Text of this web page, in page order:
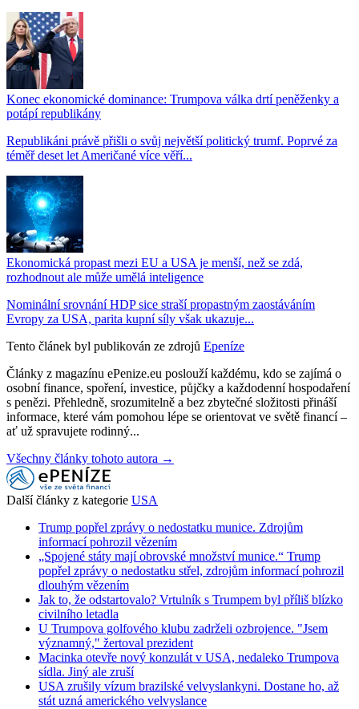
Konec ekonomické dominance: Trumpova válka drtí peněženky a
potápí republikány
Republikáni právě přišli o svůj největší politický trumf. Poprvé za
téměř deset let Američané více věří...
Ekonomická propast mezi EU a USA je menší, než se zdá,
rozhodnout ale může umělá inteligence
Nominální srovnání HDP sice straší propastným zaostáváním
Evropy za USA, parita kupní síly však ukazuje...
Tento článek byl publikován ze zdrojů Epeníze
Články z magazínu ePenize.eu poslouží každému, kdo se zajímá o
osobní finance, spoření, investice, půjčky a každodenní hospodaření
s penězi. Přehledně, srozumitelně a bez zbytečné složitosti přináší
informace, které vám pomohou lépe se orientovat ve světě financí –
ať už spravujete rodinný...
Všechny články tohoto autora →
Další články z kategorie USA
Trump popřel zprávy o nedostatku munice. Zdrojům
informací pohrozil vězením
„Spojené státy mají obrovské množství munice.“ Trump
popřel zprávy o nedostatku střel, zdrojům informací pohrozil
dlouhým vězením
Jak to, že odstartovalo? Vrtulník s Trumpem byl příliš blízko
civilního letadla
U Trumpova golfového klubu zadrželi ozbrojence. "Jsem
významný," žertoval prezident
Macinka otevře nový konzulát v USA, nedaleko Trumpova
sídla. Jiný ale zruší
USA zrušily vízum brazilské velvyslankyni. Dostane ho, až
stát uzná amerického velvyslance